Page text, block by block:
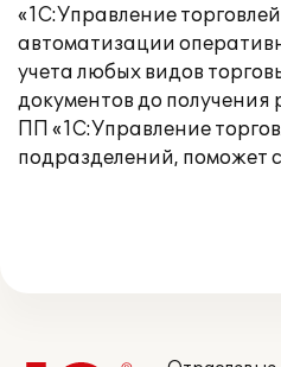
«1С:Управление
автоматизации
учета любых видов
документов до получения
ПП «1С:Управление
подразделений, поможет